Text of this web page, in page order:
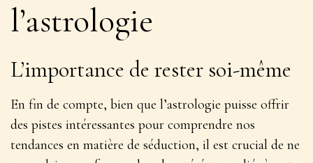
l’astrologie
L’importance de rester soi-même
En fin de compte, bien que l’astrologie puisse offrir
des pistes intéressantes pour comprendre nos
tendances en matière de séduction, il est crucial de ne